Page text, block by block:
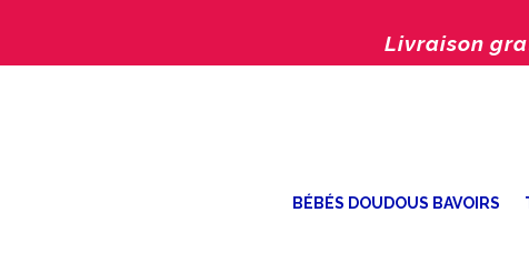
Livraison
BÉBÉS DOUDOUS BAVOIRS